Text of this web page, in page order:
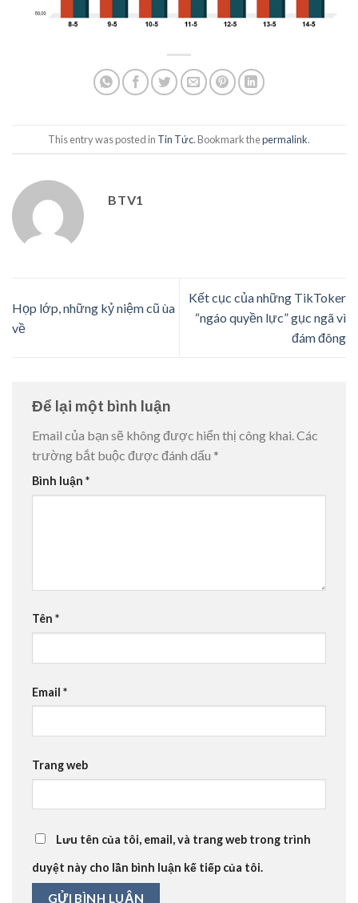
This entry was posted in Tin Tức. Bookmark thepermalink.
BTV1
Họp lớp, những kỷ niệm cũ ùa
về
Kết cục của những TikToker
“ngáo quyền lực” gục ngã vì
đám đông
Để lại một bình luận
Email của bạn sẽ không được hiển thị công khai.Các
trường bắt buộc được đánh dấu *
Bình luận *
Tên *
Email *
Trang web
Lưu tên của tôi, email, và trang web trong trình
duyệt này cho lần bình luận kế tiếp của tôi.